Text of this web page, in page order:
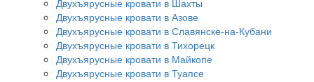
Двухъярусные кровати в Шахты
Двухъярусные кровати в Азове
Двухъярусные кровати в Славянске-на-Кубани
Двухъярусные кровати в Тихорецк
Двухъярусные кровати в Майкопе
Двухъярусные кровати в Туапсе